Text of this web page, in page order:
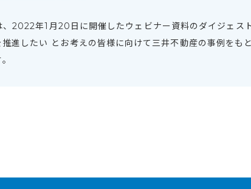
2022年1月20日に開催したウェビナー資料のダイジェス
進したい とお考えの皆様に向けて三井不動産の事例をも